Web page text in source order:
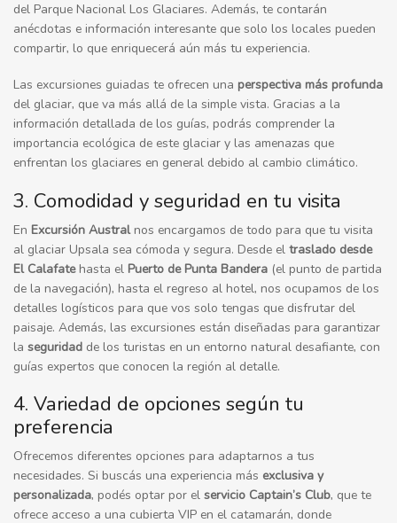
del Parque Nacional Los Glaciares. Además, te contarán
anécdotas e información interesante que solo los locales pueden
compartir, lo que enriquecerá aún más tu experiencia.
Las excursiones guiadas te ofrecen una perspectiva más profunda
del glaciar, que va más allá de la simple vista. Gracias a la
información detallada de los guías, podrás comprender la
importancia ecológica de este glaciar y las amenazas que
enfrentan los glaciares en general debido al cambio climático.
3. Comodidad y seguridad en tu visita
En Excursión Australnos encargamos de todo para que tu visita
al glaciar Upsala sea cómoda y segura. Desde el traslado desde
El Calafatehasta el Puerto de Punta Bandera (el punto de partida
de la navegación), hasta el regreso al hotel, nos ocupamos de los
detalles logísticos para que vos solo tengas que disfrutar del
paisaje. Además, las excursiones están diseñadas para garantizar
la seguridad de los turistas en un entorno natural desafiante, con
guías expertos que conocen la región al detalle.
4. Variedad de opciones según tu
preferencia
Ofrecemos diferentes opciones para adaptarnos a tus
necesidades. Si buscás una experiencia más exclusiva y
personalizada, podés optar por el servicio Captain’s Club, que te
ofrece acceso a una cubierta VIP en el catamarán, donde